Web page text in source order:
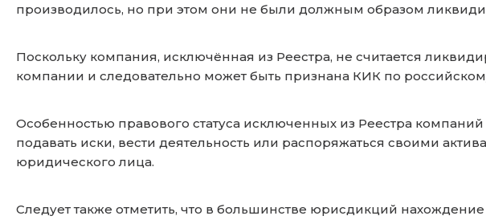
производилось, но при этом они не были должным образом
Поскольку компания, исключённая из Реестра, не считается
компании и следовательно может быть признана КИК по
Особенностью правового статуса исключенных из Реестра
подавать иски, вести деятельность или распоряжаться своими
юридического лица.
Следует также отметить, что в большинстве юрисдикций